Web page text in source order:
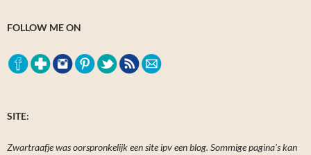
FOLLOW ME ON
SITE:
Zwartraafje was oorspronkelijk een site ipv een blog. Sommige pagina's kan